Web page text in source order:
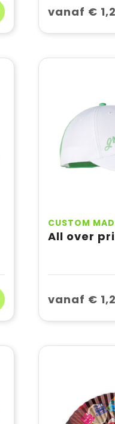
vanaf €
CUSTOM
All over
vanaf €